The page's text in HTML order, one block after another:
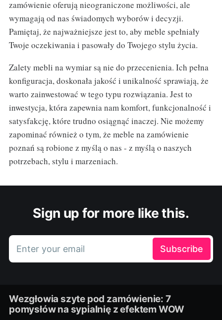
zamówienie oferują nieograniczone możliwości, ale
wymagają od nas świadomych wyborów i decyzji.
Pamiętaj, że najważniejsze jest to, aby meble spełniały
Twoje oczekiwania i pasowały do Twojego stylu życia.
Zalety mebli na wymiar są nie do przecenienia. Ich pełna
konfiguracja, doskonała jakość i unikalność sprawiają, że
warto zainwestować w tego typu rozwiązania. Jest to
inwestycja, która zapewnia nam komfort, funkcjonalność i
satysfakcję, które trudno osiągnąć inaczej. Nie możemy
zapominać również o tym, że meble na zamówienie
poznań są robione z myślą o nas - z myślą o naszych
potrzebach, stylu i marzeniach.
Sign up for more like this.
Enter your email Subscribe
Wezgłowia szyte pod zamówienie: 7
pomysłów na sypialnię z efektem WOW